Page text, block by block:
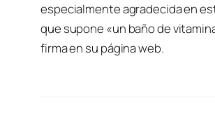
especialmente agradecida en
que supone «un baño de
firma en su página web.